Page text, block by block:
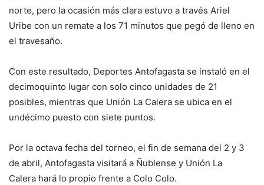
norte, pero la ocasión más clara estuvo a través Ariel
Uribe con un remate a los 71 minutos que pegó de lleno en
el travesaño.
Con este resultado, Deportes Antofagasta se instaló en el
decimoquinto lugar con solo cinco unidades de 21
posibles, mientras que Unión La Calera se ubica en el
undécimo puesto con siete puntos.
Por la octava fecha del torneo, el fin de semana del 2 y 3
de abril, Antofagasta visitará a Ñublense y Unión La
Calera hará lo propio frente a Colo Colo.